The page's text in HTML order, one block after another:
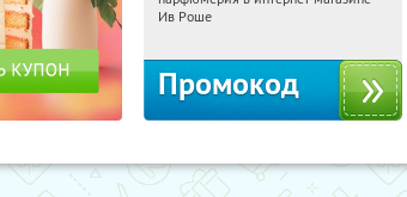
Россия
Ив Роше
Промокод